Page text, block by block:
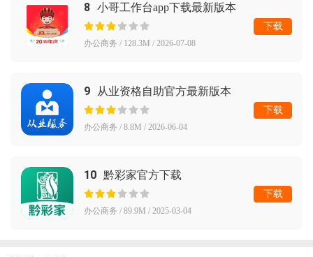
8 小哥工作台app下载最新版本
办公商务 / 128.3M / 2026-07-08
下载
9 从业资格自助官方最新版本
办公商务 / 8.8M / 2026-06-04
下载
10 黔彩家官方下载
办公商务 / 89.9M / 2025-03-04
下载